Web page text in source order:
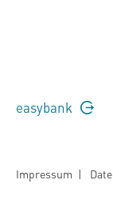
easybank
Impressum |